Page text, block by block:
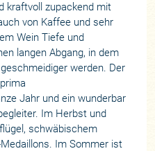
kraftvoll zupackend mit
von Kaffee und sehr
Wein Tiefe und
langen Abgang, in dem
werden. Der
Jahr und ein wunderbar
Im Herbst und
schwäbischem
Im Sommer ist